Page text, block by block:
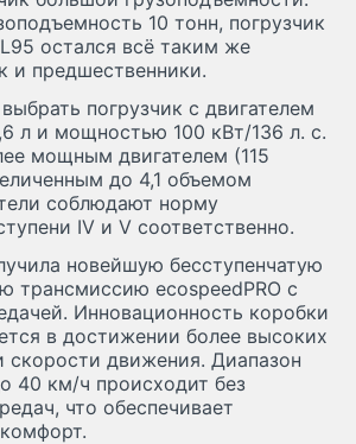
10 тонн, погрузчик
остался всё таким же
и предшественники.
погрузчик с двигателем
л и мощностью 100 кВт/136 л. с.
мощным двигателем (115
до 4,1 объемом
соблюдают норму
IV и V соответственно.
новейшую бесступенчатую
трансмиссию ecospeedPRO с
Инновационность коробки
в достижении более высоких
скорости движения. Диапазон
40 км/ч происходит без
что обеспечивает